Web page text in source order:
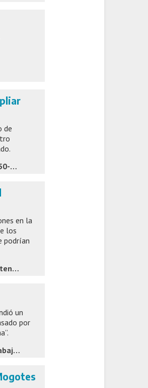
de
https://www.latecla.info/167180-pba-adjudico-a-c-s-un-nuevo-contrato-por-usd-350-mil-para-ampliar-contratar-ii
en la
los
podrían
https://www.lacapitalmdp.com/llevaran-al-senado-las-firmas-de-miles-de-marplatenses-contra-el-recorte-de-zona-fria/
un
por
https://laverdadonline.com/denuncian-que-el-inta-ya-perdio-1-200-puestos-de-trabajo/